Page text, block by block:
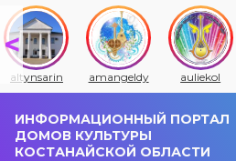
altynsarin amangeldy auliekol
ИНФОРМАЦИОННЫЙ ПОРТАЛ
ДОМОВ КУЛЬТУРЫ
КОСТАНАЙСКОЙ ОБЛАСТИ